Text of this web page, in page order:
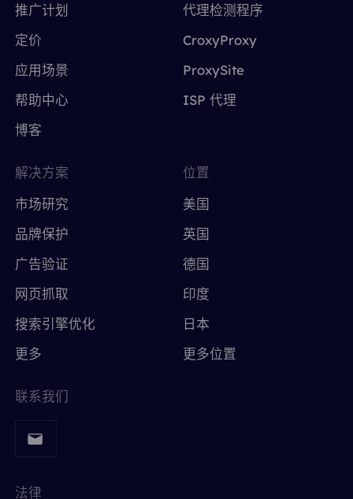
推广计划
定价
应用场景
帮助中心
博客
代理检测程序
CroxyProxy
ProxySite
ISP 代理
解决方案
市场研究
品牌保护
广告验证
网页抓取
搜索引擎优化
更多
位置
美国
英国
德国
印度
日本
更多位置
联系我们
法律